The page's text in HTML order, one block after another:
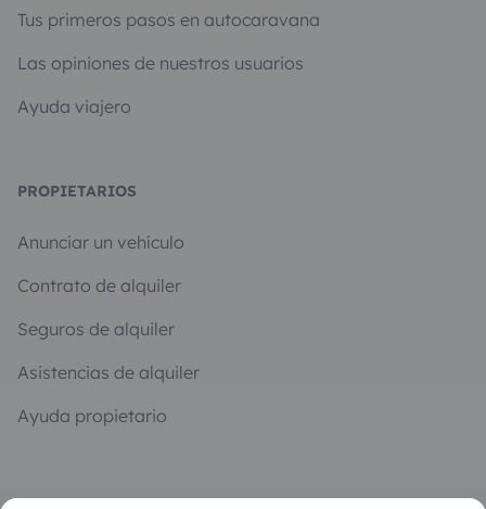
Tus primeros pasos en autocaravana
Las opiniones de nuestros usuarios
Ayuda viajero
PROPIETARIOS
Anunciar un vehículo
Contrato de alquiler
Seguros de alquiler
Asistencias de alquiler
Ayuda propietario